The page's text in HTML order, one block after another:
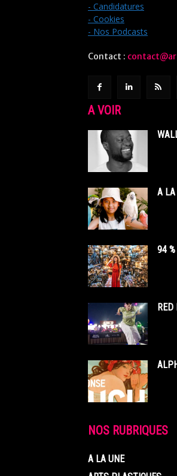
- Candidatures
- Cookies
- Nos Podcasts
Contact :
A VOIR
A LA
94
NOS RUBRIQUES
A LA UNE